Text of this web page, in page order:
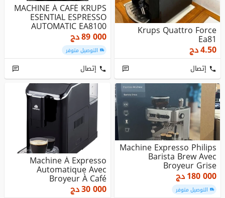
Krups Quattro Force
Ea81
4.50دج
إتصال
MACHINE À CAFÉ KRUPS
ESENTIAL ESPRESSO
AUTOMATIC EA8100
SERIES
89 000دج
التوصيل متوفر
إتصال
Machine Expresso Philips
Barista Brew Avec
Broyeur Grise
180 000دج
التوصيل متوفر
Machine À Expresso
Automatique Avec
Broyeur À Café
30 000دج